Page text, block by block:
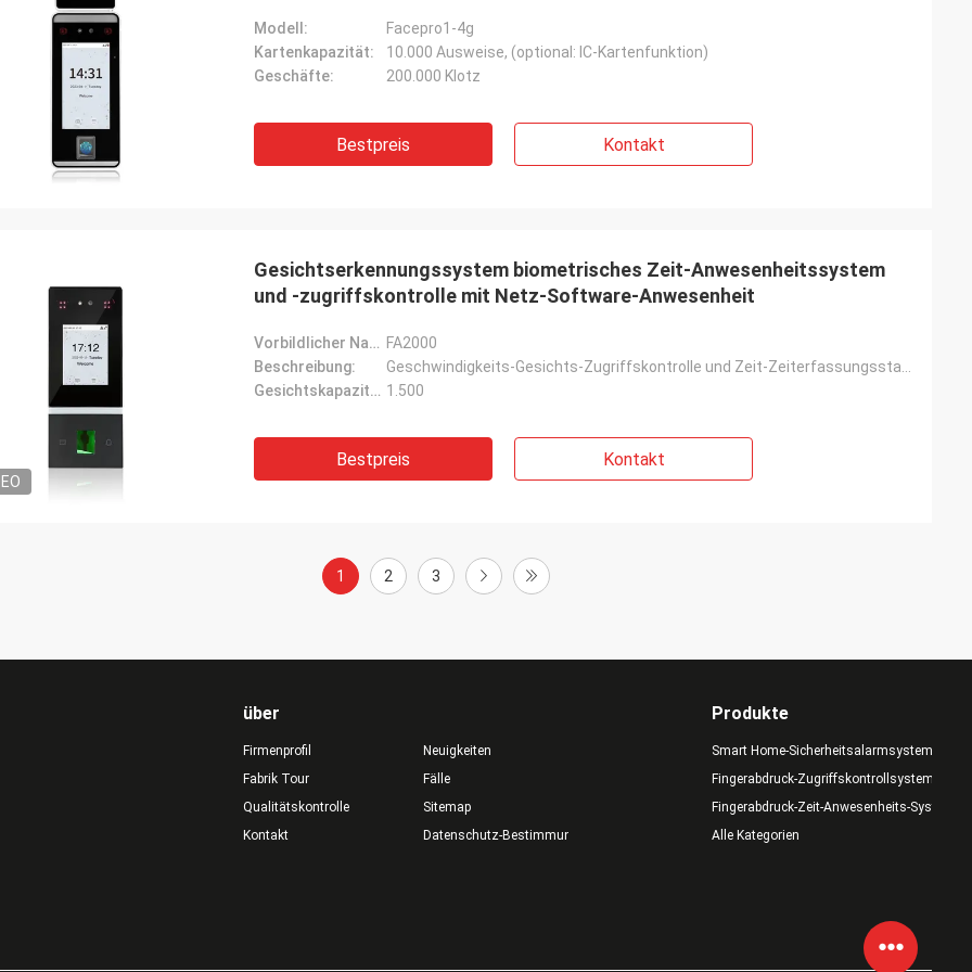
Modell:
Facepro1-4g
Kartenkapazität:
10.000 Ausweise, (optional: IC-Kartenfunktion)
Geschäfte:
200.000 Klotz
Bestpreis Kontakt
Gesichtserkennungssystem biometrisches Zeit-Anwesenheitssystem
und -zugriffskontrolle mit Netz-Software-Anwesenheit
Vorbildlicher Name: FA2000
Beschreibung:
Gesichtskapazität: 1.500
Bestpreis Kontakt
1 2 3
über
Firmenprofil
Fabrik Tour
Qualitätskontrolle
Kontakt
Neuigkeiten
Fälle
Sitemap
Datenschutz-Bestimmungen
Produkte
Smart Home-Sicherheitsalarmsystem
Fingerabdruck-Zugriffskontrollsystem
Fingerabdruck-Zeit-Anwesenheits-System
Alle Kategorien